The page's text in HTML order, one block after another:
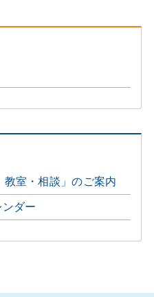
室・相談」のご案内
ダー